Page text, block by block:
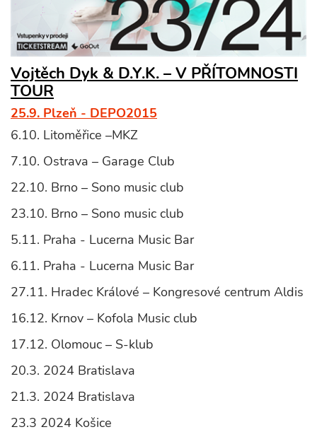
Vojtěch Dyk & D.Y.K. – V PŘÍTOMNOSTI
TOUR
25.9. Plzeň - DEPO2015
6.10. Litoměřice –MKZ
7.10. Ostrava – Garage Club
22.10. Brno – Sono music club
23.10. Brno – Sono music club
5.11. Praha - Lucerna Music Bar
6.11. Praha - Lucerna Music Bar
27.11. Hradec Králové – Kongresové centrum Aldis
16.12. Krnov – Kofola Music club
17.12. Olomouc – S-klub
20.3. 2024 Bratislava
21.3. 2024 Bratislava
23.3 2024 Košice